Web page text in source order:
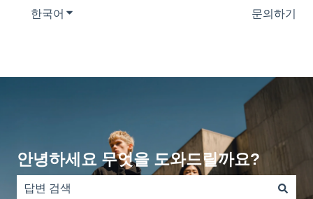
한국어 번역을 위한 하위 메뉴 보기 문의하기
안녕하세요 무엇을 도와드릴까요?